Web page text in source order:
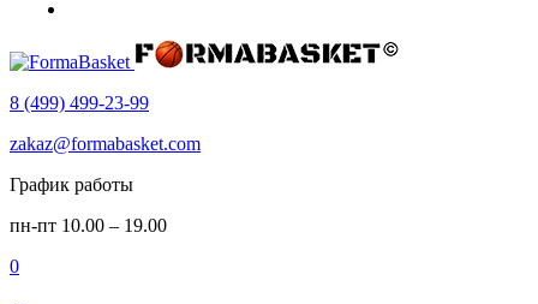
8 (499) 499-23-99
zakaz@formabasket.com
График работы
пн-пт 10.00 – 19.00
0